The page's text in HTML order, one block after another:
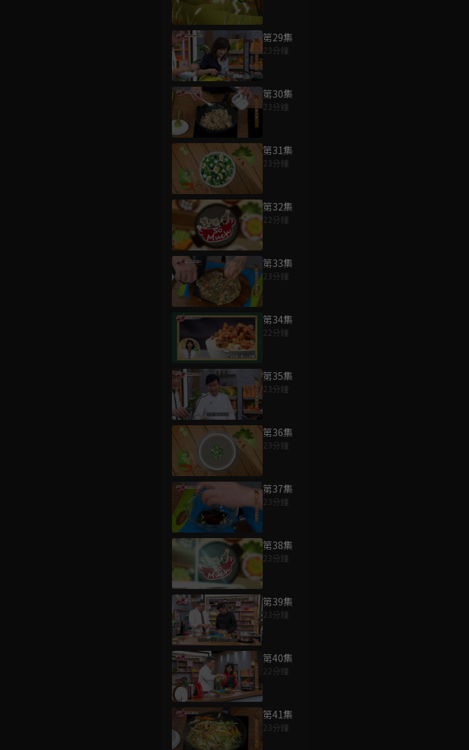
第29集
23分鐘
第30集
23分鐘
第31集
23分鐘
第32集
22分鐘
第33集
23分鐘
第34集
22分鐘
第35集
23分鐘
第36集
23分鐘
第37集
23分鐘
第38集
23分鐘
第39集
23分鐘
第40集
22分鐘
第41集
23分鐘